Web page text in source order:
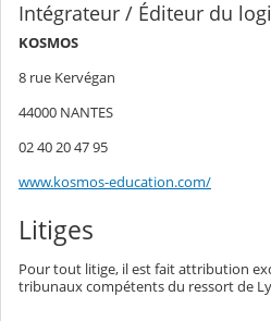
Intégrateur / Éditeur du
KOSMOS
8 rue Kervégan
44000 NANTES
02 40 20 47 95
www.kosmos-education.com/
Litiges
Pour tout litige, il est fait attribution
tribunaux compétents du ressort de